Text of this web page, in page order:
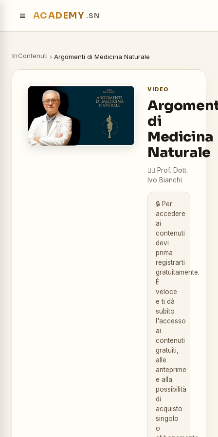
≡ ACADEMY .SN
Contenuti › Argomenti di Medicina Naturale
VIDEO
di
Medicina
Naturale
👨‍⚕️ Prof. Dott.
Ivo Bianchi
🔒 Per
accedere
ai
contenuti
devi
prima
registrarti
gratuitamente.
È
veloce
e ti dà
subito
l'accesso
ai
contenuti
gratuiti,
alle
anteprime
e alla
possibilità
di
acquisto
singolo
o